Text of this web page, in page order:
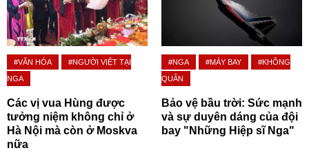
#VĂN HÓA
#NGƯỜI VIỆT TẠI
NGA
Các vị vua Hùng được
tưởng niệm không chỉ ở
Hà Nội mà còn ở Moskva
nữa
#NGA #MÁY BAY
#KHÔNG
QUÂN
Bảo vệ bầu trời: Sức mạnh
và sự duyên dáng của đội
bay "Những Hiệp sĩ Nga"